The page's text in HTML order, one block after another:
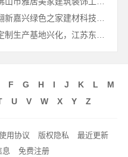
F G H I J K L
M
U V W X Y Z
用协议 版权隐私
最近更新
息 免费注册